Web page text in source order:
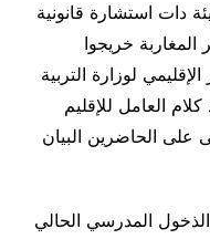
دات استشارة قانونية
خريجوا
لوزارة التربية
العامل للإقليم
على الحاضرين البيان
المدرسي الحالي